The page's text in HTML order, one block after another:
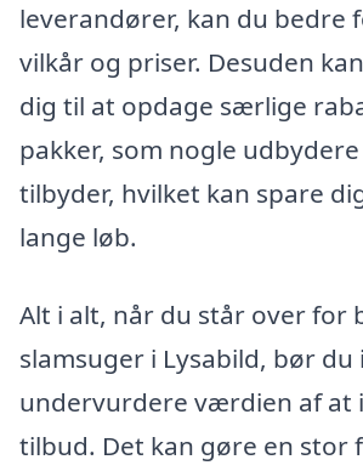
leverandører, kan du bedre
vilkår og priser. Desuden
dig til at opdage særlige
pakker, som nogle
tilbyder, hvilket kan spare
lange løb.
Alt i alt, når du står over for
slamsuger i Lysabild, bør du
undervurdere værdien af at
tilbud. Det kan gøre en stor